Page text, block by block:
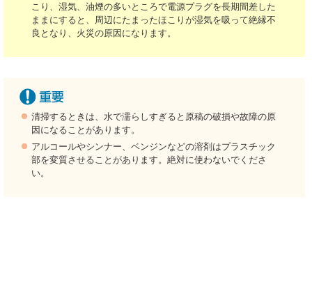
こり、湿気、油煙の多いところで電源プラグを長期間差した
ままにすると、周辺にたまったほこりが湿気を吸って絶縁不
良となり、火災の原因になります。
清掃するときは、水で濡らしすぎると原稿の破損や故障の原
因になることがあります。
アルコールやシンナー、ベンジンなどの溶剤はプラスチック
部を変質させることがあります。絶対に使わないでくださ
い。